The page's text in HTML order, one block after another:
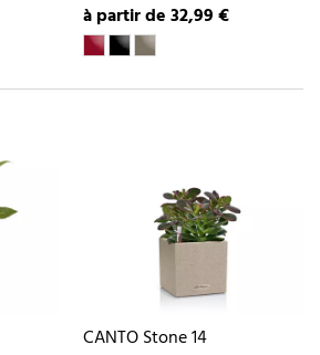
à partir de 32,99 €
CANTO Stone 14